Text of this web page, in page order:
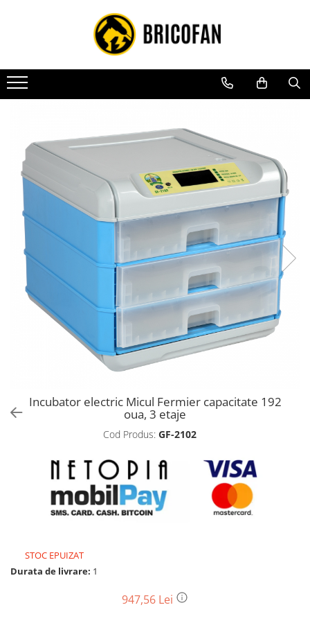
Toate Produsele
Vehicule electrice
Atv
Masini electrice
Motocross
Piese de schimb vehicule electrice
Scutere electrice
Scutere pe benzina
Tricicluri cargo fara permis
Tricicluri persoane
Trotinete electrice
Biciclete, trotinete, triciclete
Biciclete electrice
Motoburghie si accesorii
Accesorii motoburghie
Drujbe, fierastraie electrice
Drujbe pe benzina
Drujbe cu acumulator
Drujbe electrice
Unelte electrice busteni
Incubator electric Micul Fermier capacitate 192
oua, 3 etaje
Cod Produs: GF-2102
STOC EPUIZAT
Durata de livrare: 1
947,56 Lei